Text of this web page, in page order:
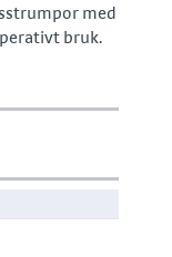
med
bruk.